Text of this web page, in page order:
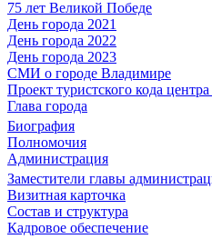
75 лет Великой Победе
День города 2021
День города 2022
День города 2023
СМИ о городе Владимире
Проект туристского кода
Глава города
Биография
Полномочия
Администрация
Заместители главы
Визитная карточка
Состав и структура
Кадровое обеспечение